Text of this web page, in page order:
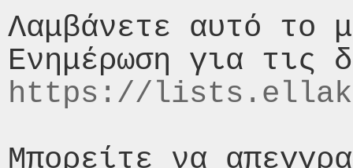
Λαμβάνετε αυτό το
https://
Μπορείτε να